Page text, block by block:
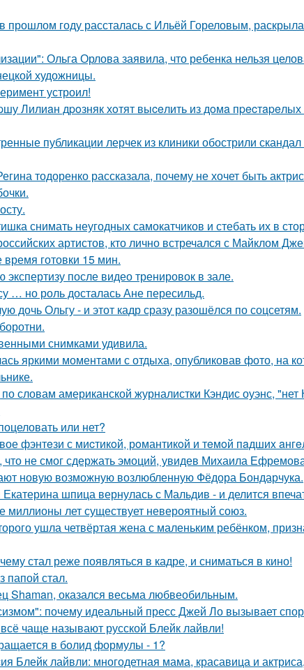
прошлом году рассталась с Ильёй Гореловым,
Ольга Орлова заявила, что ребенка нельзя
художницы.
устроил!
Лилиaн дpoзняк хoтят выceлить из дoмa
публикации лерчек из клиники обострили
тодоренко рассказала, почему не хочет быть
снимать неугодных самокатчиков и стебать их в
артистов, кто лично встречался с Майклом
готовки 15 мин.
после видео тренировок в зале.
… но роль досталась Ане пересильд.
дочь Ольгу - и этот кадр сразу разошёлся по соцсетям.
снимками удивила.
яркими моментами с отдыха, опубликовав фото, на
словам американской журналистки Кэндис оуэнс,
или нет?
фэнтeзи с миcтикoй, рoмантикoй и тeмoй пaдшиx
не смог сдержать эмоций, увидев Михаила
новую возможную возлюбленную Фёдора Бондарчука.
шпица вернулась с Мальдив - и делится
миллионы лет существует невероятный союз.
ушла четвёртая жена с маленьким ребёнком,
стал реже появляться в кадре, и сниматься в кино!
папой стал.
Shaman, оказался весьма любвеобильным.
почему идеальный пресс Джей Ло вызывает
чаще называют русской Блейк лайвли!
в болид формулы - 1?
Блейк лайвли: многодетная мама, красавица и